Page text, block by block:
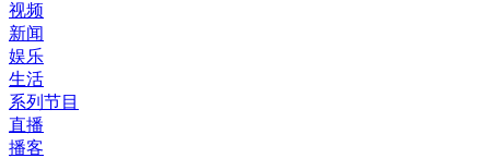
视频
新闻
娱乐
生活
系列节目
直播
播客